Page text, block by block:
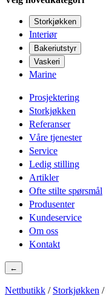
Storkjøkken
Interiør
Bakeriutstyr
Vaskeri
Marine
Prosjektering
Storkjøkken
Referanser
Våre tjenester
Service
Ledig stilling
Artikler
Ofte stilte spørsmål
Produsenter
Kundeservice
Om oss
Kontakt
←
Nettbutikk / Storkjøkken /